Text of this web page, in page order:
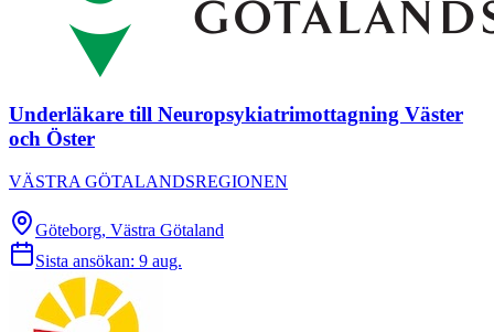
Underläkare till Neuropsykiatrimottagning Väster
och Öster
VÄSTRA GÖTALANDSREGIONEN
Göteborg, Västra Götaland
Sista ansökan: 9 aug.